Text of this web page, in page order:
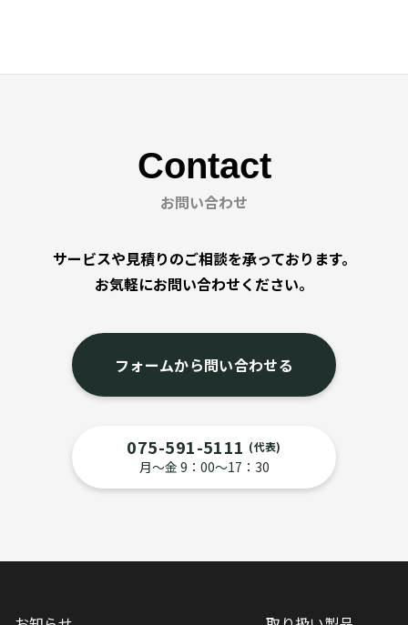
Contact
お問い合わせ
サービスや見積りのご相談を承っております。
お気軽にお問い合わせください。
フォームから問い合わせる
075-591-5111 (代表)
月〜金 9：00〜17：30